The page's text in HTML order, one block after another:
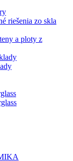
riešenia zo skla
a ploty z